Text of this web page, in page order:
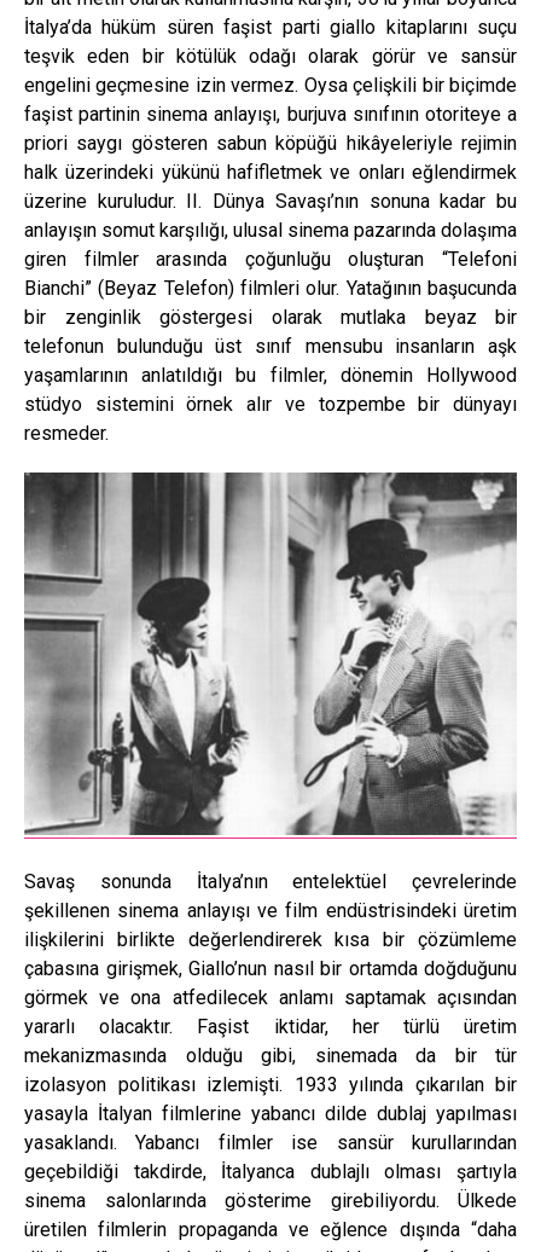
İtalya’da hüküm süren faşist parti giallo kitaplarını suçu
teşvik eden bir kötülük odağı olarak görür ve sansür
engelini geçmesine izin vermez. Oysa çelişkili bir biçimde
faşist partinin sinema anlayışı, burjuva sınıfının otoriteye a
priori saygı gösteren sabun köpüğü hikâyeleriyle rejimin
halk üzerindeki yükünü hafifletmek ve onları eğlendirmek
üzerine kuruludur. II. Dünya Savaşı’nın sonuna kadar bu
anlayışın somut karşılığı, ulusal sinema pazarında dolaşıma
giren filmler arasında çoğunluğu oluşturan “Telefoni
Bianchi” (Beyaz Telefon) filmleri olur. Yatağının başucunda
bir zenginlik göstergesi olarak mutlaka beyaz bir
telefonun bulunduğu üst sınıf mensubu insanların aşk
yaşamlarının anlatıldığı bu filmler, dönemin Hollywood
stüdyo sistemini örnek alır ve tozpembe bir dünyayı
resmeder.
Savaş sonunda İtalya’nın entelektüel çevrelerinde
şekillenen sinema anlayışı ve film endüstrisindeki üretim
ilişkilerini birlikte değerlendirerek kısa bir çözümleme
çabasına girişmek, Giallo’nun nasıl bir ortamda doğduğunu
görmek ve ona atfedilecek anlamı saptamak açısından
yararlı olacaktır. Faşist iktidar, her türlü üretim
mekanizmasında olduğu gibi, sinemada da bir tür
izolasyon politikası izlemişti. 1933 yılında çıkarılan bir
yasayla İtalyan filmlerine yabancı dilde dublaj yapılması
yasaklandı. Yabancı filmler ise sansür kurullarından
geçebildiği takdirde, İtalyanca dublajlı olması şartıyla
sinema salonlarında gösterime girebiliyordu. Ülkede
üretilen filmlerin propaganda ve eğlence dışında “daha